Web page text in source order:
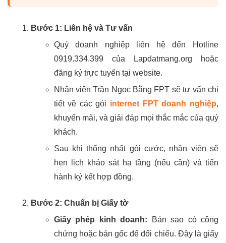
Bước 1: Liên hệ và Tư vấn
Quý doanh nghiệp liên hệ đến Hotline
0919.334.399 của Lapdatmang.org hoặc
đăng ký trực tuyến tại website.
Nhân viên Trần Ngọc Bằng FPT sẽ tư vấn chi
tiết về các gói internet FPT doanh nghiệp,
khuyến mãi, và giải đáp mọi thắc mắc của quý
khách.
Sau khi thống nhất gói cước, nhân viên sẽ
hẹn lịch khảo sát hạ tầng (nếu cần) và tiến
hành ký kết hợp đồng.
Bước 2: Chuẩn bị Giấy tờ
Giấy phép kinh doanh: Bản sao có công
chứng hoặc bản gốc để đối chiếu. Đây là giấy